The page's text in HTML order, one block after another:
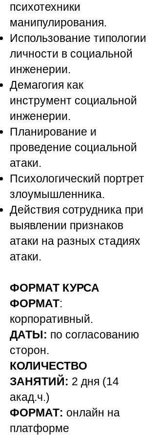
психотехники
манипулирования.
Использование типологии
личности в социальной
инженерии.
Демагогия как
инструмент социальной
инженерии.
Планирование и
проведение социальной
атаки.
Психологический портрет
злоумышленника.
Действия сотрудника при
выявлении признаков
атаки на разных стадиях
атаки.
ФОРМАТ КУРСА
ФОРМАТ:
корпоративный.
ДАТЫ: по согласованию
сторон.
КОЛИЧЕСТВО
ЗАНЯТИЙ: 2 дня (14
акад.ч.)
ФОРМАТ: онлайн на
платформе